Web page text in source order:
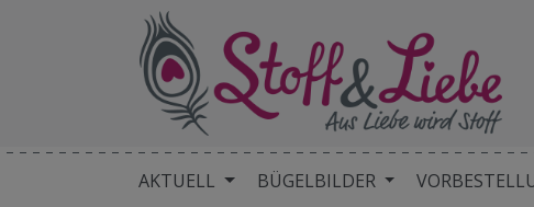
AKTUELL BÜGELBILDER